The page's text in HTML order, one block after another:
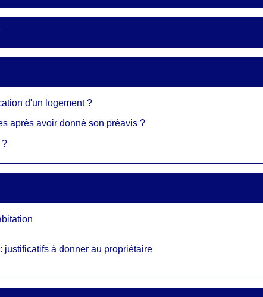
d'un logement ?
après avoir donné son préavis ?
?
justificatifs à donner au propriétaire